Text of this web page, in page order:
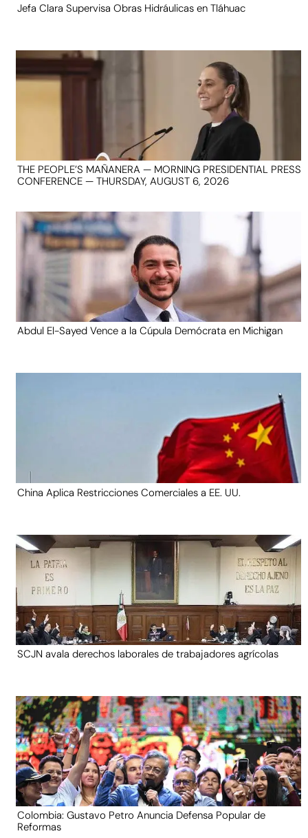
Jefa Clara Supervisa Obras Hidráulicas en Tláhuac
THE PEOPLE’S MAÑANERA — MORNING PRESIDENTIAL PRESS
CONFERENCE — THURSDAY, AUGUST 6, 2026
Abdul El-Sayed Vence a la Cúpula Demócrata en Michigan
China Aplica Restricciones Comerciales a EE. UU.
SCJN avala derechos laborales de trabajadores agrícolas
Colombia: Gustavo Petro Anuncia Defensa Popular de
Reformas